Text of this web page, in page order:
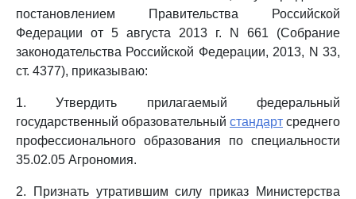
постановлением Правительства Российской
Федерации от 5 августа 2013 г. N 661 (Собрание
законодательства Российской Федерации, 2013, N 33,
ст. 4377), приказываю:
1. Утвердить прилагаемый федеральный
государственный образовательный стандарт среднего
профессионального образования по специальности
35.02.05 Агрономия.
2. Признать утратившим силу приказ Министерства